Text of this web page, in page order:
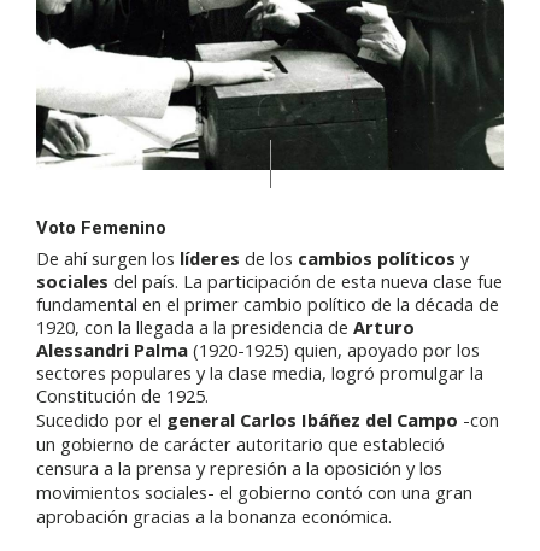
Voto Femenino
De ahí surgen los líderes de los cambios políticos y
sociales del país. La participación de esta nueva clase fue
fundamental en el primer cambio político de la década de
1920, con la llegada a la presidencia de Arturo
Alessandri Palma (1920-1925) quien, apoyado por los
sectores populares y la clase media, logró promulgar la
Constitución de 1925.
Sucedido por el general Carlos Ibáñez del Campo -con
un gobierno de carácter autoritario que estableció
censura a la prensa y represión a la oposición y los
movimientos sociales- el gobierno contó con una gran
aprobación gracias a la bonanza económica.